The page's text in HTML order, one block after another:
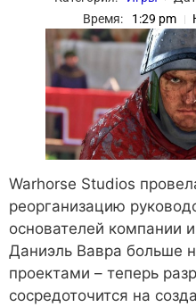
Время:
1:29 pm
Warhorse Studios
реорганизацию
основателей компании
Даниэль Вавра больше
проектами – теперь
сосредоточится на